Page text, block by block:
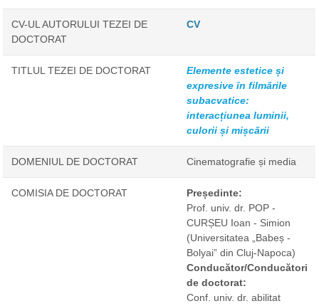
CV-UL AUTORULUI TEZEI DE
DOCTORAT
CV
TITLUL TEZEI DE DOCTORAT
Elemente estetice și
expresive în filmările
subacvatice:
interacțiunea luminii,
culorii și mișcării
DOMENIUL DE DOCTORAT Cinematografie și media
COMISIA DE DOCTORAT
Președinte:
Prof. univ. dr. POP -
CURȘEU Ioan - Simion
(Universitatea „Babeș -
Bolyai” din Cluj-Napoca)
Conducător/Conducători
de doctorat:
Conf. univ. dr. abilitat